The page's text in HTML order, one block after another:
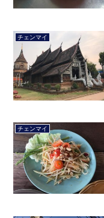
チェンマイ
チェンマイ